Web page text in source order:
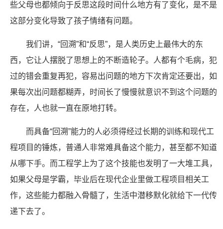
些父母也都倾向于反思这段时间什么地方有了变化，是不是
这部分变化导致了孩子情绪有问题。
我们讲，“回溯”和“反思”，是人类历史上最伟大的东
西，它让人摆脱了思想上的不断造轮子。人都有个毛病，犯
过的错会重复再犯，容易出问题的地方下次肯定还要出，如
果每次出问题都糊弄，时间长了慢慢就意识不到这个问题的
存在，人也就一直在原地打转。
而具备“回溯”能力的人必须得经过长期的训练和现代工
程项目的锤炼，普通人非常难具备这个能力，甚至都不知道
从哪下手。而工程学上为了这个技能也发明了一大堆工具，
如果父母是学霸，毕业后在现代企业里做工程项目相关工
作，这些能力都融入骨髓了，生活中潜移默化就给下一代传
递下去了。